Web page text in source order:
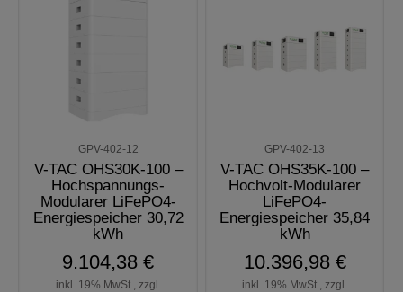
GPV-402-12
V-TAC OHS30K-100 –
Hochspannungs-
Modularer LiFePO4-
Energiespeicher 30,72
kWh
9.104,38 €
inkl. 19% MwSt., zzgl.
GPV-402-13
V-TAC OHS35K-100 –
Hochvolt-Modularer
LiFePO4-
Energiespeicher 35,84
kWh
10.396,98 €
inkl. 19% MwSt., zzgl.